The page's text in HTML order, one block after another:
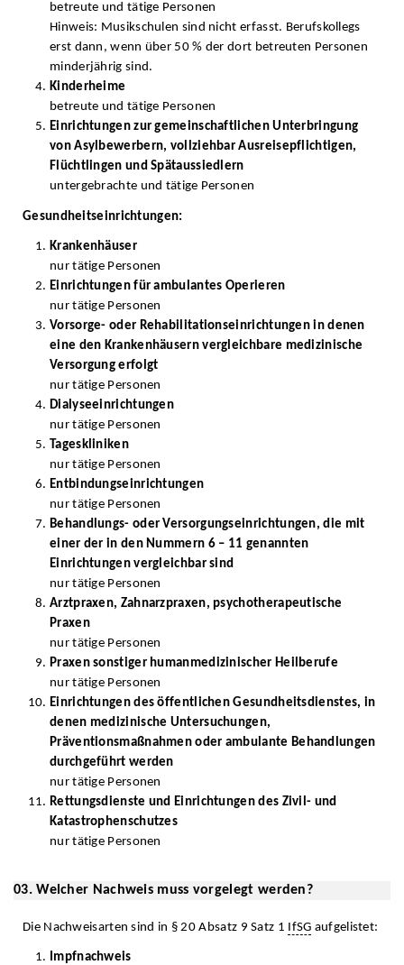
betreute und tätige Personen
Hinweis: Musikschulen sind nicht erfasst. Berufskollegs
erst dann, wenn über 50 % der dort betreuten Personen
minderjährig sind.
Kinderheime
betreute und tätige Personen
Einrichtungen zur gemeinschaftlichen Unterbringung
von Asylbewerbern, vollziehbar Ausreisepflichtigen,
Flüchtlingen und Spätaussiedlern
untergebrachte und tätige Personen
Gesundheitseinrichtungen:
Krankenhäuser
nur tätige Personen
Einrichtungen für ambulantes Operieren
nur tätige Personen
Vorsorge- oder Rehabilitationseinrichtungen in denen
eine den Krankenhäusern vergleichbare medizinische
Versorgung erfolgt
nur tätige Personen
Dialyseeinrichtungen
nur tätige Personen
Tageskliniken
nur tätige Personen
Entbindungseinrichtungen
nur tätige Personen
Behandlungs- oder Versorgungseinrichtungen, die mit
einer der in den Nummern 6 – 11 genannten
Einrichtungen vergleichbar sind
nur tätige Personen
Arztpraxen, Zahnarzpraxen, psychotherapeutische
Praxen
nur tätige Personen
Praxen sonstiger humanmedizinischer Heilberufe
nur tätige Personen
Einrichtungen des öffentlichen Gesundheitsdienstes, in
denen medizinische Untersuchungen,
Präventionsmaßnahmen oder ambulante Behandlungen
durchgeführt werden
nur tätige Personen
Rettungsdienste und Einrichtungen des Zivil- und
Katastrophenschutzes
nur tätige Personen
03. Welcher Nachweis muss vorgelegt werden?
Die Nachweisarten sind in § 20 Absatz 9 Satz 1 IfSG aufgelistet:
Impfnachweis